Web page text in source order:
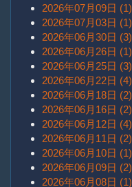
2026年07月09日 (1)
2026年07月03日 (1)
2026年06月30日 (3)
2026年06月26日 (1)
2026年06月25日 (3)
2026年06月22日 (4)
2026年06月18日 (2)
2026年06月16日 (2)
2026年06月12日 (4)
2026年06月11日 (2)
2026年06月10日 (1)
2026年06月09日 (2)
2026年06月08日 (1)